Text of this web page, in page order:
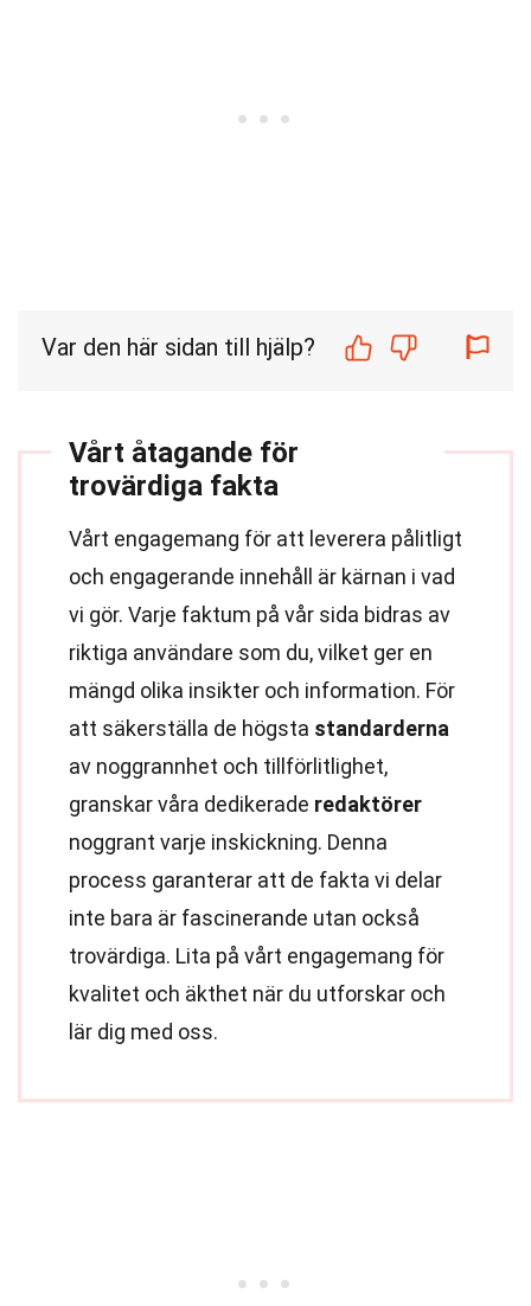
Var den här sidan till hjälp?
Vårt åtagande för
trovärdiga fakta
Vårt engagemang för att leverera pålitligt
och engagerande innehåll är kärnan i vad
vi gör. Varje faktum på vår sida bidras av
riktiga användare som du, vilket ger en
mängd olika insikter och information. För
att säkerställa de högsta standarderna
av noggrannhet och tillförlitlighet,
granskar våra dedikerade redaktörer
noggrant varje inskickning. Denna
process garanterar att de fakta vi delar
inte bara är fascinerande utan också
trovärdiga. Lita på vårt engagemang för
kvalitet och äkthet när du utforskar och
lär dig med oss.